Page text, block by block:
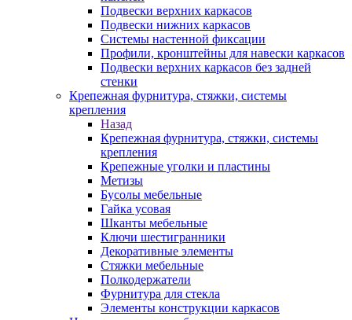
Подвески верхних каркасов
Подвески нижних каркасов
Системы настенной фиксации
Профили, кронштейны для навески каркасов
Подвески верхних каркасов без задней
стенки
Крепежная фурнитура, стяжки, системы
крепления
Назад
Крепежная фурнитура, стяжки, системы
крепления
Крепежные уголки и пластины
Метизы
Бусолы мебельные
Гайка усовая
Шканты мебельные
Ключи шестигранники
Декоративные элементы
Стяжки мебельные
Полкодержатели
Фурнитура для стекла
Элементы конструкции каркасов